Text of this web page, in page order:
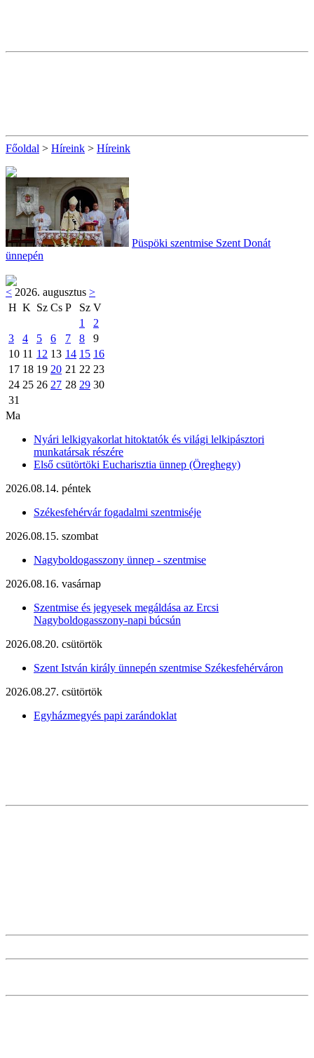
Főoldal > Híreink > Híreink
Püspöki szentmise Szent Donát
ünnepén
< 2026. augusztus >
H K Sz Cs P Sz V
1
2
3
4 5 6 7 8
9
10 11 12 13 14 15 16
17 18 19 20 21 22 23
24 25 26 27 28 29 30
31
Ma
Nyári lelkigyakorlat hitoktatók és világi lelkipásztori
munkatársak részére
Első csütörtöki Eucharisztia ünnep (Öreghegy)
2026.08.14. péntek
Székesfehérvár fogadalmi szentmiséje
2026.08.15. szombat
Nagyboldogasszony ünnep - szentmise
2026.08.16. vasárnap
Szentmise és jegyesek megáldása az Ercsi
Nagyboldogasszony-napi búcsún
2026.08.20. csütörtök
Szent István király ünnepén szentmise Székesfehérváron
2026.08.27. csütörtök
Egyházmegyés papi zarándoklat